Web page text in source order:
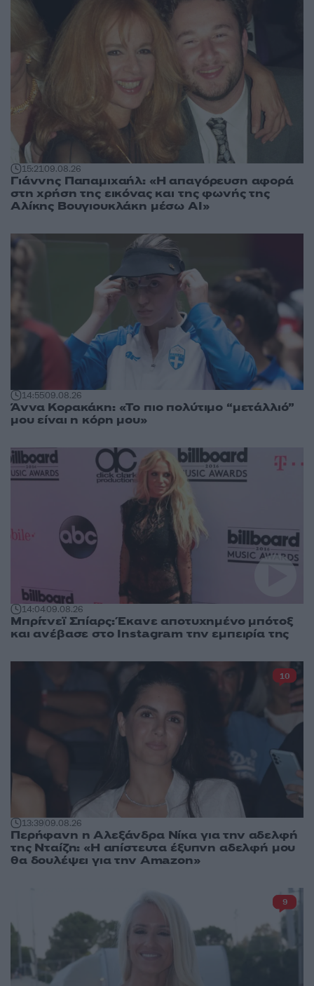
15:2109.08.26
Γιάννης Παπαμιχαήλ: «Η απαγόρευση αφορά
στη χρήση της εικόνας και της φωνής της
Αλίκης Βουγιουκλάκη μέσω AI»
14:5509.08.26
Άννα Κορακάκη: «Το πιο πολύτιμο “μετάλλιό”
μου είναι η κόρη μου»
14:0409.08.26
Μπρίτνεϊ Σπίαρς: Έκανε αποτυχημένο μπότοξ
και ανέβασε στο Instagram την εμπειρία της
13:3909.08.26
Περήφανη η Αλεξάνδρα Νίκα για την αδελφή
της Νταίζη: «Η απίστευτα έξυπνη αδελφή μου
θα δουλέψει για την Amazon»
10
9